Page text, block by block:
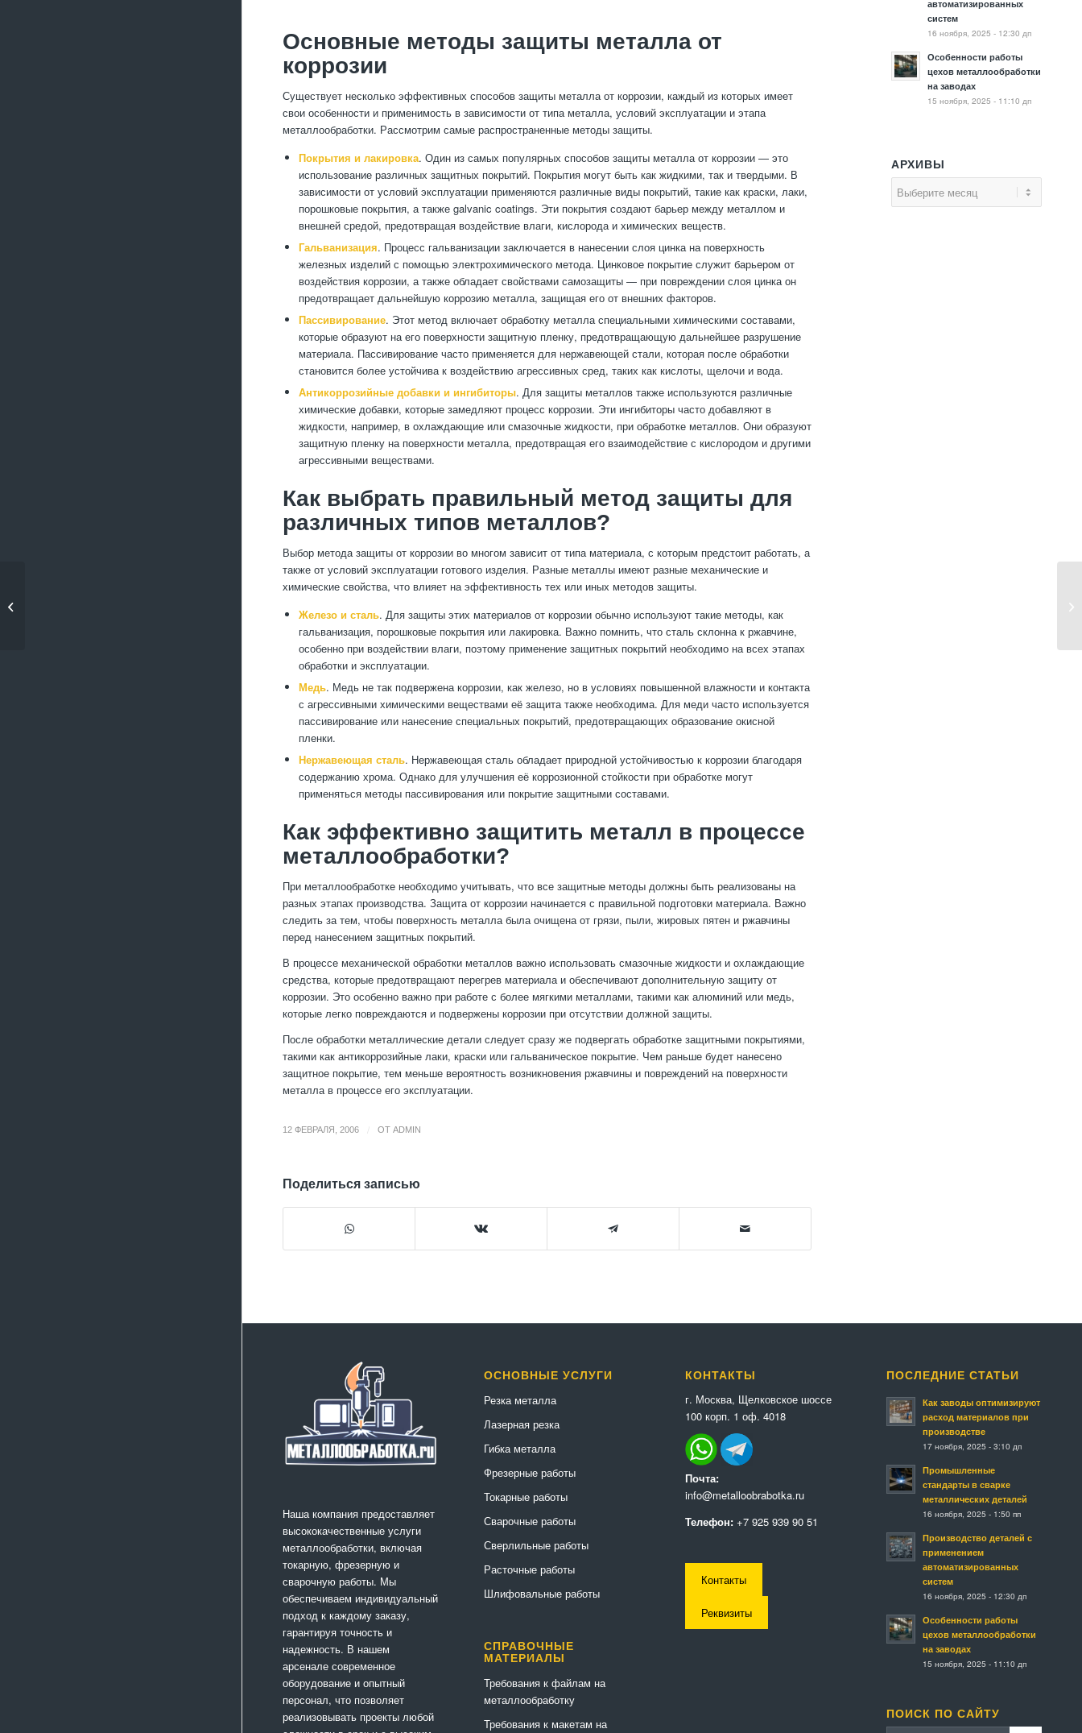
Основные методы защиты металла от
коррозии
Существует несколько эффективных способов защиты металла от коррозии, каждый из которых имеет
свои особенности и применимость в зависимости от типа металла, условий эксплуатации и этапа
металлообработки. Рассмотрим самые распространенные методы защиты.
Покрытия и лакировка. Один из самых популярных способов защиты металла от коррозии — это
использование различных защитных покрытий. Покрытия могут быть как жидкими, так и твердыми. В
зависимости от условий эксплуатации применяются различные виды покрытий, такие как краски, лаки,
порошковые покрытия, а также galvanic coatings. Эти покрытия создают барьер между металлом и
внешней средой, предотвращая воздействие влаги, кислорода и химических веществ.
Гальванизация. Процесс гальванизации заключается в нанесении слоя цинка на поверхность
железных изделий с помощью электрохимического метода. Цинковое покрытие служит барьером от
воздействия коррозии, а также обладает свойствами самозащиты — при повреждении слоя цинка он
предотвращает дальнейшую коррозию металла, защищая его от внешних факторов.
Пассивирование. Этот метод включает обработку металла специальными химическими составами,
которые образуют на его поверхности защитную пленку, предотвращающую дальнейшее разрушение
материала. Пассивирование часто применяется для нержавеющей стали, которая после обработки
становится более устойчива к воздействию агрессивных сред, таких как кислоты, щелочи и вода.
Антикоррозийные добавки и ингибиторы. Для защиты металлов также используются различные
химические добавки, которые замедляют процесс коррозии. Эти ингибиторы часто добавляют в
жидкости, например, в охлаждающие или смазочные жидкости, при обработке металлов. Они образуют
защитную пленку на поверхности металла, предотвращая его взаимодействие с кислородом и другими
агрессивными веществами.
Как выбрать правильный метод защиты для
различных типов металлов?
Выбор метода защиты от коррозии во многом зависит от типа материала, с которым предстоит работать, а
также от условий эксплуатации готового изделия. Разные металлы имеют разные механические и
химические свойства, что влияет на эффективность тех или иных методов защиты.
Железо и сталь. Для защиты этих материалов от коррозии обычно используют такие методы, как
гальванизация, порошковые покрытия или лакировка. Важно помнить, что сталь склонна к ржавчине,
особенно при воздействии влаги, поэтому применение защитных покрытий необходимо на всех этапах
обработки и эксплуатации.
Медь. Медь не так подвержена коррозии, как железо, но в условиях повышенной влажности и контакта
с агрессивными химическими веществами её защита также необходима. Для меди часто используется
пассивирование или нанесение специальных покрытий, предотвращающих образование окисной
пленки.
Нержавеющая сталь. Нержавеющая сталь обладает природной устойчивостью к коррозии благодаря
содержанию хрома. Однако для улучшения её коррозионной стойкости при обработке могут
применяться методы пассивирования или покрытие защитными составами.
Как эффективно защитить металл в процессе
металлообработки?
При металлообработке необходимо учитывать, что все защитные методы должны быть реализованы на
разных этапах производства. Защита от коррозии начинается с правильной подготовки материала. Важно
следить за тем, чтобы поверхность металла была очищена от грязи, пыли, жировых пятен и ржавчины
перед нанесением защитных покрытий.
В процессе механической обработки металлов важно использовать смазочные жидкости и охлаждающие
средства, которые предотвращают перегрев материала и обеспечивают дополнительную защиту от
коррозии. Это особенно важно при работе с более мягкими металлами, такими как алюминий или медь,
которые легко повреждаются и подвержены коррозии при отсутствии должной защиты.
После обработки металлические детали следует сразу же подвергать обработке защитными покрытиями,
такими как антикоррозийные лаки, краски или гальваническое покрытие. Чем раньше будет нанесено
защитное покрытие, тем меньше вероятность возникновения ржавчины и повреждений на поверхности
металла в процессе его эксплуатации.
12 ФЕВРАЛЯ, 2006 ОТ ADMIN
Поделиться записью
автоматизированных
систем
16 ноября, 2025 - 12:30 дп
Особенности работы
цехов металлообработки
на заводах
15 ноября, 2025 - 11:10 дп
АРХИВЫ
Наша компания предоставляет
высококачественные услуги
металлообработки, включая
токарную, фрезерную и
сварочную работы. Мы
обеспечиваем индивидуальный
подход к каждому заказу,
гарантируя точность и
надежность. В нашем
арсенале современное
оборудование и опытный
персонал, что позволяет
реализовывать проекты любой
ОСНОВНЫЕ УСЛУГИ
Резка металла
Лазерная резка
Гибка металла
Фрезерные работы
Токарные работы
Сварочные работы
Сверлильные работы
Расточные работы
Шлифовальные работы
СПРАВОЧНЫЕ
МАТЕРИАЛЫ
Требования к файлам на
металлообработку
Требования к макетам на
КОНТАКТЫ
г. Москва, Щелковское шоссе
100 корп. 1 оф. 4018
Почта:
info@metalloobrabotka.ru
Телефон: +7 925 939 90 51
Контакты
Реквизиты
ПОСЛЕДНИЕ СТАТЬИ
Как заводы оптимизируют
расход материалов при
производстве
17 ноября, 2025 - 3:10 дп
Промышленные
стандарты в сварке
металлических деталей
16 ноября, 2025 - 1:50 пп
Производство деталей с
применением
автоматизированных
систем
16 ноября, 2025 - 12:30 дп
Особенности работы
цехов металлообработки
на заводах
15 ноября, 2025 - 11:10 дп
ПОИСК ПО САЙТУ